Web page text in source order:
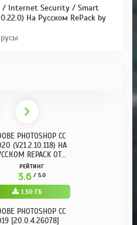
/ Internet Security / Smart
На Русском RePack by
PHOTOSHOP CC
(V21.2.10.118) НА
REPACK ОТ
РЕЙТИНГ
3.6/ 5.0
1.30 ГБ
PHOTOSHOP CC
[20.0.4.26078]